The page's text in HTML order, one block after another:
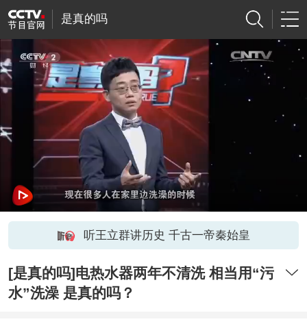
是真的吗
听王立群讲历史 千古一帝秦始皇
[是真的吗]电热水器两年不清洗 相当用“污
水”洗澡 是真的吗？